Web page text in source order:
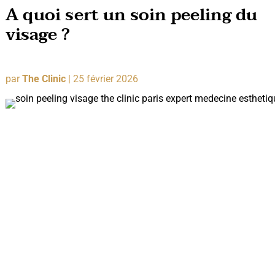
A quoi sert un soin peeling du
visage ?
parThe Clinic| 25 février 2026